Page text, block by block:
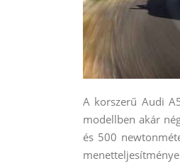
A korszerű Audi
modellben akár
és 500